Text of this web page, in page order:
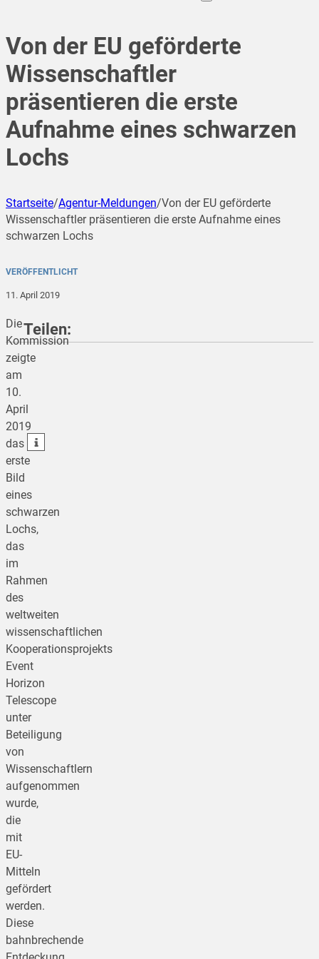
Von der EU geförderte
Wissenschaftler
präsentieren die erste
Aufnahme eines schwarzen
Lochs
Startseite/Agentur-Meldungen/Von der EU geförderte
Wissenschaftler präsentieren die erste Aufnahme eines
schwarzen Lochs
VERÖFFENTLICHT
11. April 2019
Die
Kommission
zeigte
am
10.
April
2019
das
erste
Bild
eines
schwarzen
Lochs,
das
im
Rahmen
des
weltweiten
wissenschaftlichen
Kooperationsprojekts
Event
Horizon
Telescope
unter
Beteiligung
von
Wissenschaftlern
aufgenommen
wurde,
die
mit
EU-
Mitteln
gefördert
werden.
Diese
bahnbrechende
Teilen:
teilen